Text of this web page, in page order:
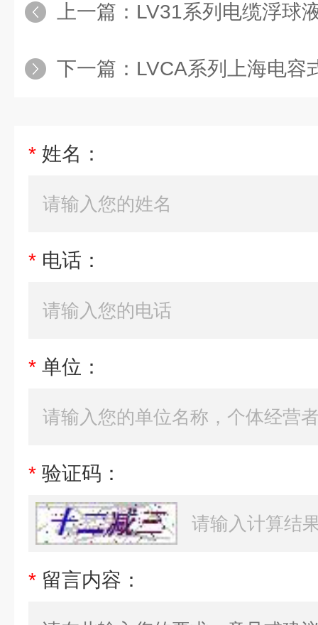
上一篇： LV31系列电缆浮球
下一篇： LVCA系列上海电容式
* 姓名：
* 电话：
* 单位：
* 验证码：
* 留言内容：